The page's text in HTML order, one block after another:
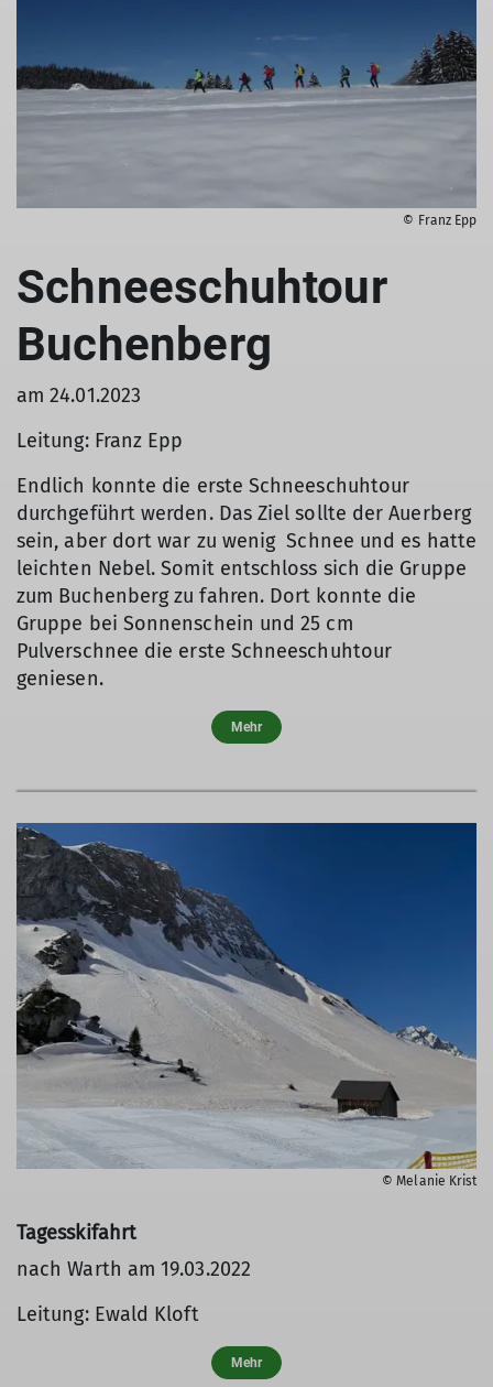
© Franz Epp
Schneeschuhtour
Buchenberg
am 24.01.2023
Leitung: Franz Epp
Endlich konnte die erste Schneeschuhtour
durchgeführt werden. Das Ziel sollte der Auerberg
sein, aber dort war zu wenig Schnee und es hatte
leichten Nebel. Somit entschloss sich die Gruppe
zum Buchenberg zu fahren. Dort konnte die
Gruppe bei Sonnenschein und 25 cm
Pulverschnee die erste Schneeschuhtour
geniesen.
Mehr
© Melanie Krist
Tagesskifahrt
nach Warth am 19.03.2022
Leitung: Ewald Kloft
Mehr